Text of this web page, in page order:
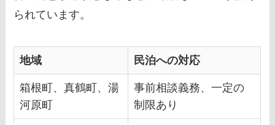
られています。
地域 民泊への対応
箱根町、真鶴町、湯
河原町
事前相談義務、一定の
制限あり